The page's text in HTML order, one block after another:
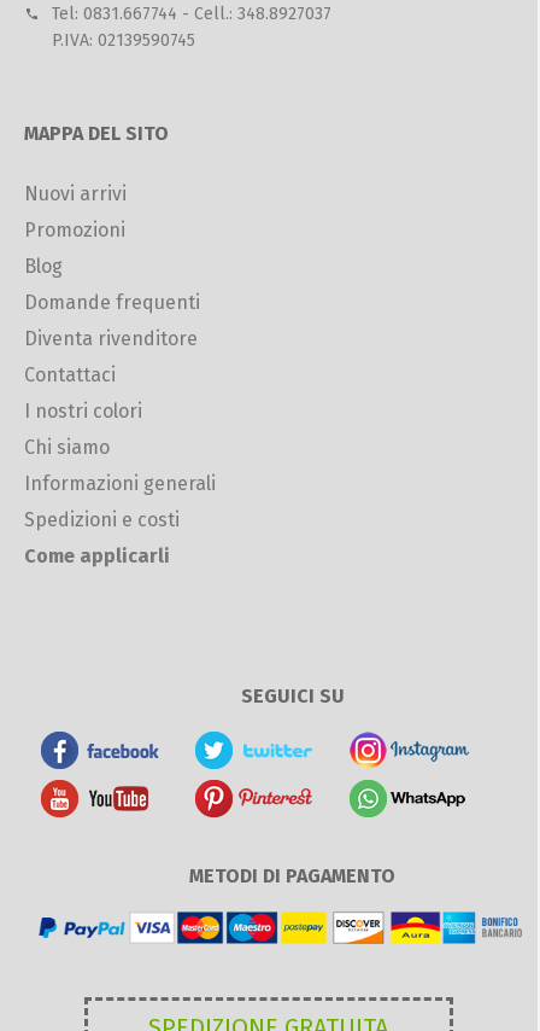
Tel: 0831.667744 - Cell.: 348.8927037
P.IVA: 02139590745
MAPPA DEL SITO
Nuovi arrivi
Promozioni
Blog
Domande frequenti
Diventa rivenditore
Contattaci
I nostri colori
Chi siamo
Informazioni generali
Spedizioni e costi
Come applicarli
SEGUICI SU
METODI DI PAGAMENTO